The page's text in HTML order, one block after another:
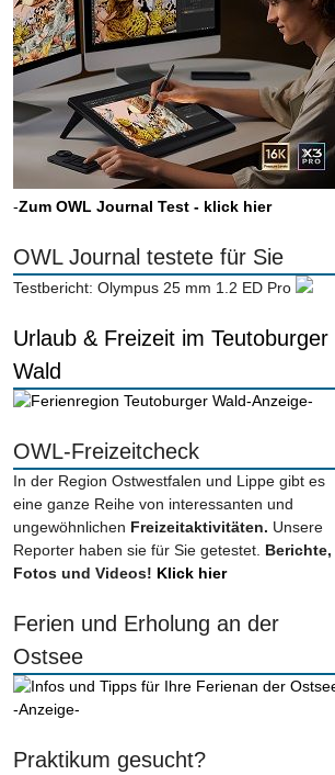
-Zum OWL Journal Test - klick hier
OWL Journal testete für Sie
Testbericht: Olympus 25 mm 1.2 ED Pro
Urlaub & Freizeit im Teutoburger
Wald
-Anzeige-
OWL-Freizeitcheck
In der Region Ostwestfalen und Lippe gibt es
eine ganze Reihe von interessanten und
ungewöhnlichen Freizeitaktivitäten. Unsere
Reporter haben sie für Sie getestet. Berichte,
Fotos und Videos! Klick hier
Ferien und Erholung an der
Ostsee
-Anzeige-
Praktikum gesucht?